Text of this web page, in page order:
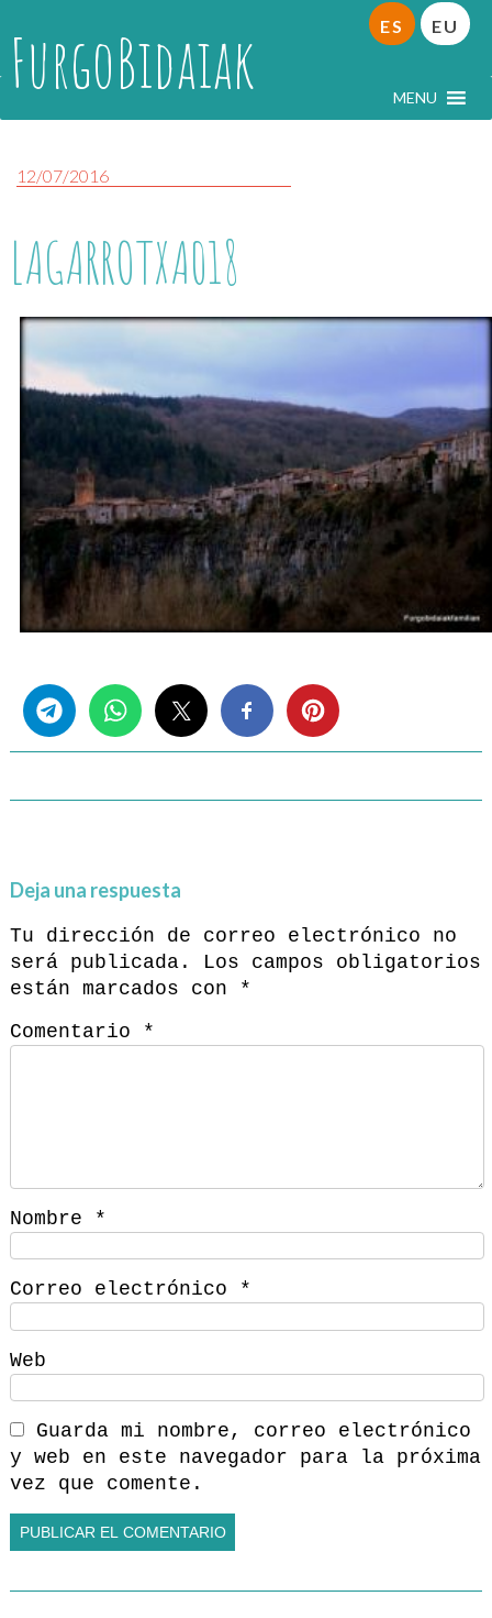
FurgoBidaiak MENU
ES EU
12/07/2016
LAGARROTXA018
Deja una respuesta
Tu dirección de correo electrónico no
será publicada.
Los campos obligatorios
están marcados con
*
Comentario
*
Nombre *
Correo electrónico *
Web
Guarda mi nombre, correo electrónico
y web en este navegador para la próxima
vez que comente.